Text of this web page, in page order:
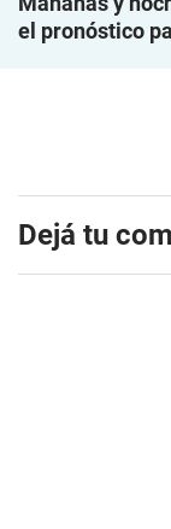
el pronóstico
Dejá tu